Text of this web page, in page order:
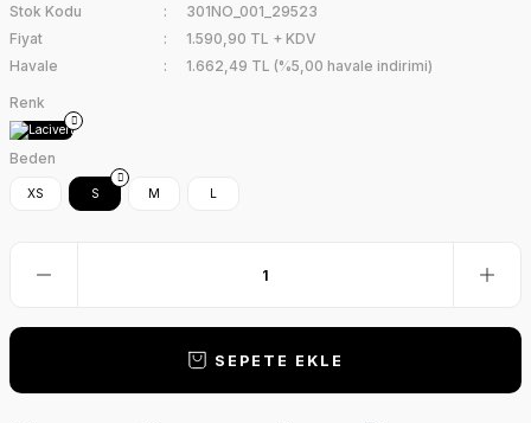
Stok Kodu
301NO_001_29523
Fiyat
1.590,90 TL + KDV
Havale
1.662,49 TL (%5,00 havale indirimi)
Renk
Beden
XS S M
SEPETE EKLE